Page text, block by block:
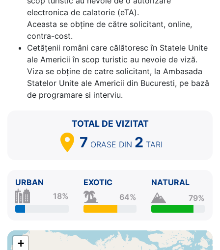
electronica de calatorie (eTA).
Aceasta se obține de către solicitant, online,
contra-cost.
Cetăţenii români care călătoresc în Statele Unite
ale Americii în scop turistic au nevoie de viză.
Viza se obține de catre solicitant, la Ambasada
Statelor Unite ale Americii din Bucuresti, pe bază
de programare si interviu.
TOTAL DE VIZITAT
7 ORASE DIN 2 TARI
URBAN
18%
EXOTIC
64%
NATURAL
79%
+